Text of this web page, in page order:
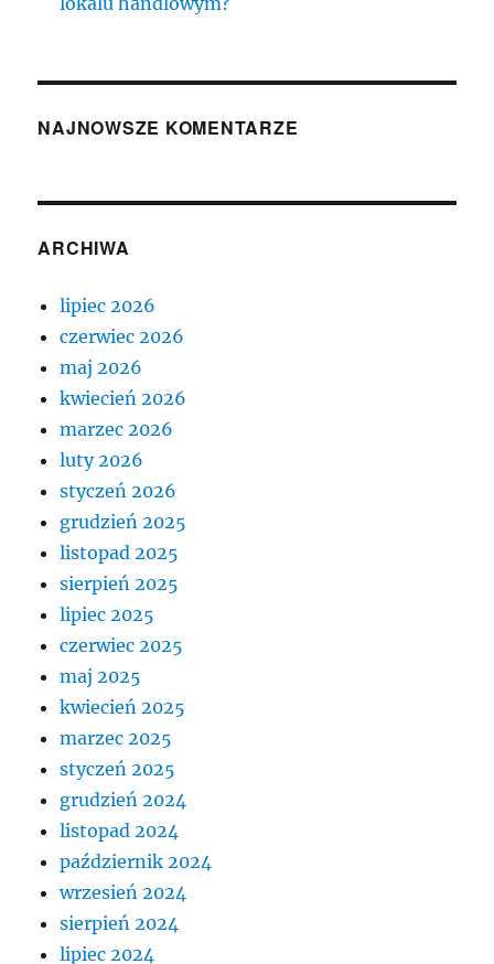
NAJNOWSZE KOMENTARZE
ARCHIWA
lipiec 2026
czerwiec 2026
maj 2026
kwiecień 2026
marzec 2026
luty 2026
styczeń 2026
grudzień 2025
listopad 2025
sierpień 2025
lipiec 2025
czerwiec 2025
maj 2025
kwiecień 2025
marzec 2025
styczeń 2025
grudzień 2024
listopad 2024
październik 2024
wrzesień 2024
sierpień 2024
lipiec 2024